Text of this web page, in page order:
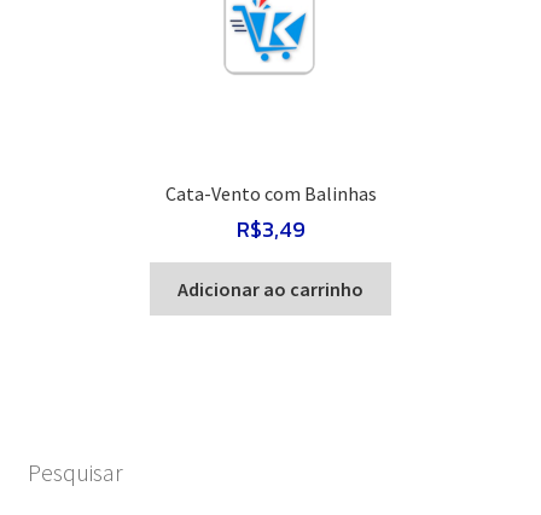
Cata-Vento com Balinhas
R$3,49
Adicionar ao carrinho
Pesquisar